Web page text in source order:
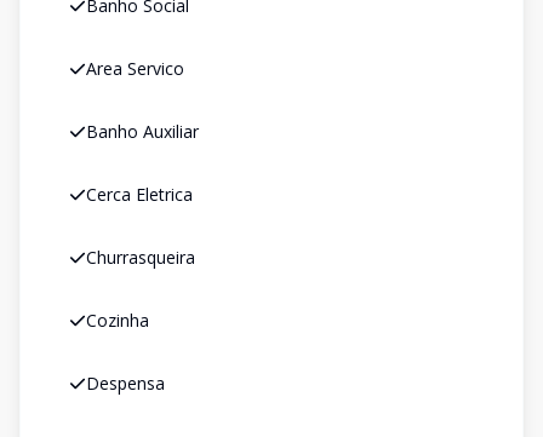
Banho Social
Area Servico
Banho Auxiliar
Cerca Eletrica
Churrasqueira
Cozinha
Despensa